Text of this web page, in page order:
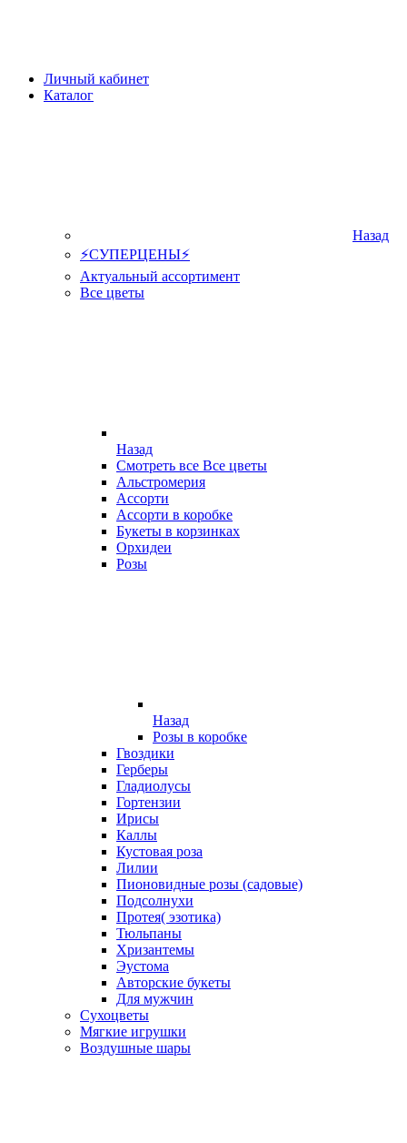
Личный кабинет
Каталог
Назад
⚡СУПЕРЦЕНЫ⚡
Актуальный ассортимент
Все цветы
Назад
Смотреть все Все цветы
Альстромерия
Ассорти
Ассорти в коробке
Букеты в корзинках
Орхидеи
Розы
Назад
Розы в коробке
Гвоздики
Герберы
Гладиолусы
Гортензии
Ирисы
Каллы
Кустовая роза
Лилии
Пионовидные розы (садовые)
Подсолнухи
Протея( эзотика)
Тюльпаны
Хризантемы
Эустома
Авторские букеты
Для мужчин
Сухоцветы
Мягкие игрушки
Воздушные шары